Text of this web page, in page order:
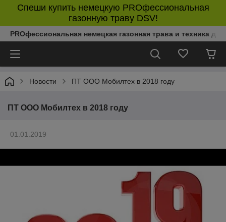
Спеши купить немецкую PROфессиональная
газонную траву DSV!
PROфессиональная немецкая газонная трава и техника
Новости ПТ ООО Мобилтех в 2018 году
ПТ ООО Мобилтех в 2018 году
01.01.2019